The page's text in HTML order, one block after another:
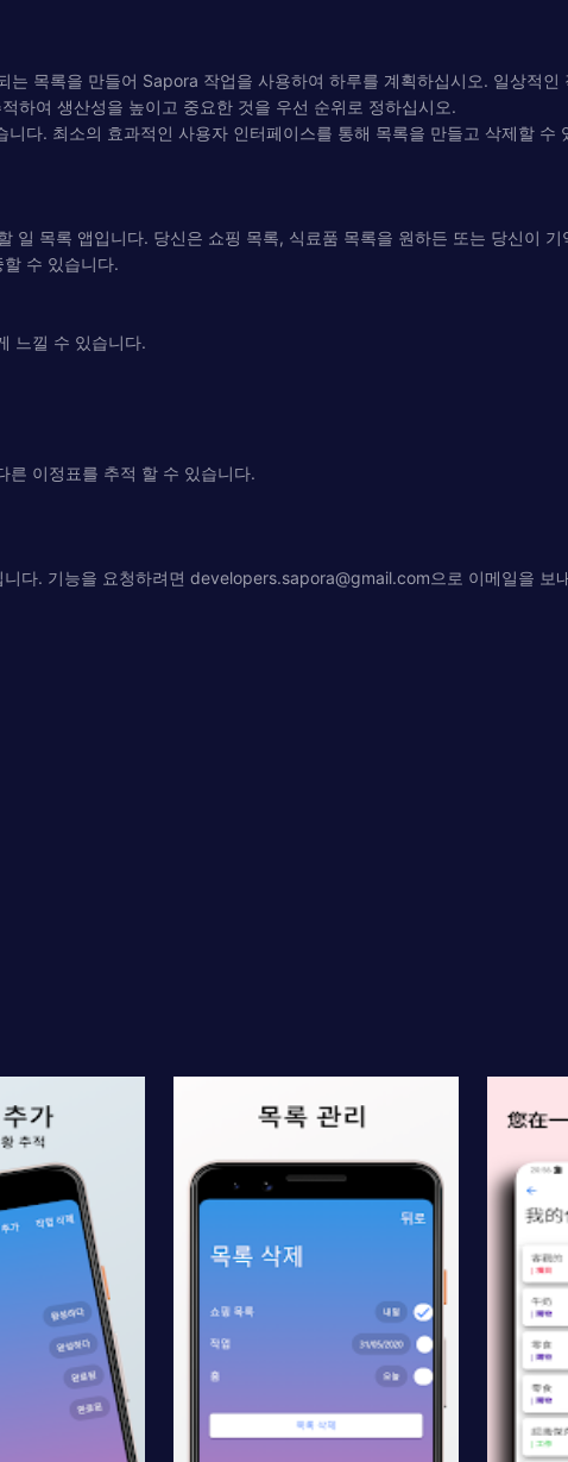
목록을 만들어 Sapora 작업을 사용하여 하루를 계획하십시오. 일상적
하여 생산성을 높이고 중요한 것을 우선 순위로 정하십시오.
다. 최소의 효과적인 사용자 인터페이스를 통해 목록을 만들고 삭제할
일 목록 앱입니다. 당신은 쇼핑 목록, 식료품 목록을 원하든 또는 당신이
수 있습니다.
느낄 수 있습니다.
이정표를 추적 할 수 있습니다.
다. 기능을 요청하려면 developers.sapora@gmail.com으로 이메일을 보